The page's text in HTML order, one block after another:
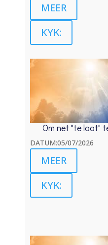
MEER
KYK:
Om net "te laat"
DATUM:05/07/2026
MEER
KYK: